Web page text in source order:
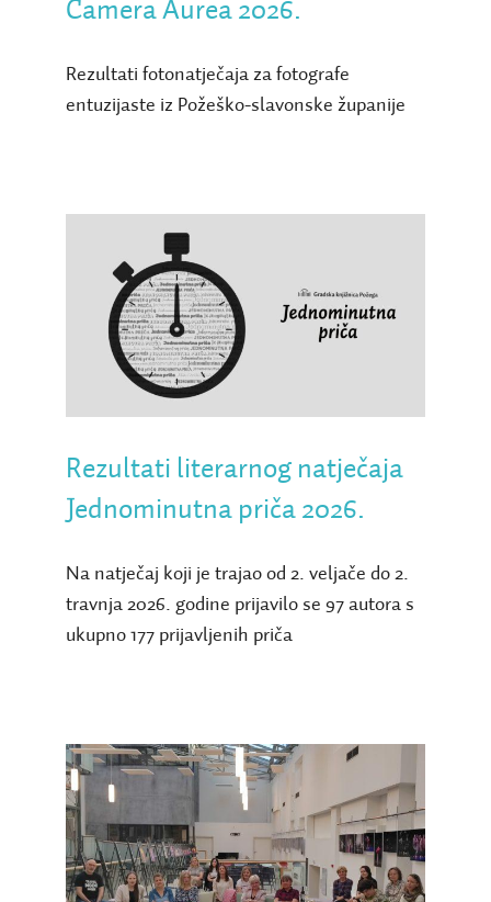
Camera Aurea 2026.
Rezultati fotonatječaja za fotografe
entuzijaste iz Požeško-slavonske županije
Rezultati literarnog
natječaja Jednominutna
priča 2026.
Rezultati literarnog natječaja
Jednominutna priča 2026.
Na natječaj koji je trajao od 2. veljače do 2.
travnja 2026. godine prijavilo se 97 autora s
ukupno 177 prijavljenih priča
Zadovoljna publika želi
još – nastavak uspješnog